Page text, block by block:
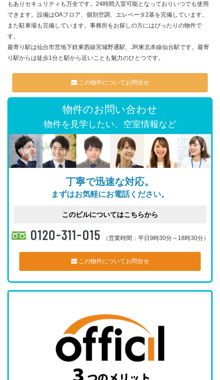
もありセキュリティも万全です。24時間入室可能となっておりいつでも使用
できます。設備はOAフロア、個別空調、エレベータ2基を完備しています。
また駐車場も完備しています。事務所をお探しの方にはぴったりの物件で
す。
最寄り駅は仙台市営地下鉄東西線宮城野通駅、JR東北本線仙台駅です。最寄
り駅からは徒歩1分と駅から近いことも魅力のひとつです。
この物件についてお問合せ
物件のお問い合わせ
物件を見学したい、空室情報など
丁寧で迅速な対応。
まずはお気軽にお電話ください。
このビルについてはこちらから
0120-311-015 （営業時間：平日9時30分～18時30分）
この物件についてお問合せ